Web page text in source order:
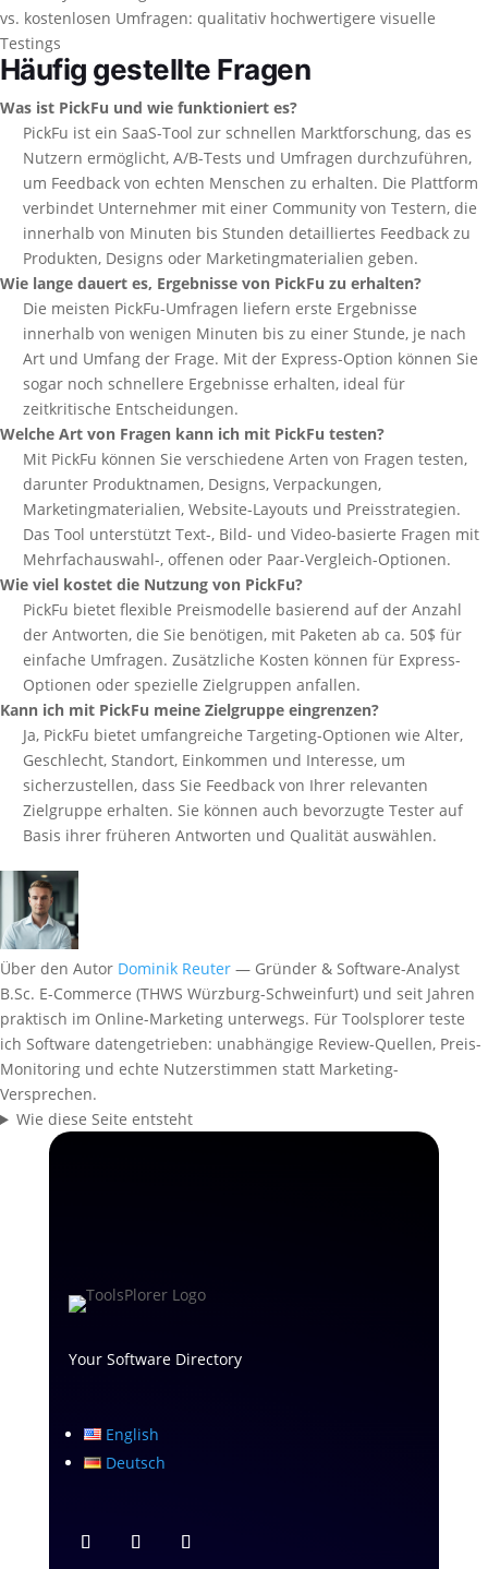
vs. kostenlosen Umfragen: qualitativ hochwertigere visuelle
Testings
Häufig gestellte Fragen
Was ist PickFu und wie funktioniert es?
PickFu ist ein SaaS-Tool zur schnellen Marktforschung, das es
Nutzern ermöglicht, A/B-Tests und Umfragen durchzuführen,
um Feedback von echten Menschen zu erhalten. Die Plattform
verbindet Unternehmer mit einer Community von Testern, die
innerhalb von Minuten bis Stunden detailliertes Feedback zu
Produkten, Designs oder Marketingmaterialien geben.
Wie lange dauert es, Ergebnisse von PickFu zu erhalten?
Die meisten PickFu-Umfragen liefern erste Ergebnisse
innerhalb von wenigen Minuten bis zu einer Stunde, je nach
Art und Umfang der Frage. Mit der Express-Option können Sie
sogar noch schnellere Ergebnisse erhalten, ideal für
zeitkritische Entscheidungen.
Welche Art von Fragen kann ich mit PickFu testen?
Mit PickFu können Sie verschiedene Arten von Fragen testen,
darunter Produktnamen, Designs, Verpackungen,
Marketingmaterialien, Website-Layouts und Preisstrategien.
Das Tool unterstützt Text-, Bild- und Video-basierte Fragen mit
Mehrfachauswahl-, offenen oder Paar-Vergleich-Optionen.
Wie viel kostet die Nutzung von PickFu?
PickFu bietet flexible Preismodelle basierend auf der Anzahl
der Antworten, die Sie benötigen, mit Paketen ab ca. 50$ für
einfache Umfragen. Zusätzliche Kosten können für Express-
Optionen oder spezielle Zielgruppen anfallen.
Kann ich mit PickFu meine Zielgruppe eingrenzen?
Ja, PickFu bietet umfangreiche Targeting-Optionen wie Alter,
Geschlecht, Standort, Einkommen und Interesse, um
sicherzustellen, dass Sie Feedback von Ihrer relevanten
Zielgruppe erhalten. Sie können auch bevorzugte Tester auf
Basis ihrer früheren Antworten und Qualität auswählen.
Über den Autor Dominik Reuter — Gründer & Software-Analyst
B.Sc. E-Commerce (THWS Würzburg-Schweinfurt) und seit Jahren
praktisch im Online-Marketing unterwegs. Für Toolsplorer teste
ich Software datengetrieben: unabhängige Review-Quellen, Preis-
Monitoring und echte Nutzerstimmen statt Marketing-
Versprechen.
Wie diese Seite entsteht
Your Software Directory
English
Deutsch